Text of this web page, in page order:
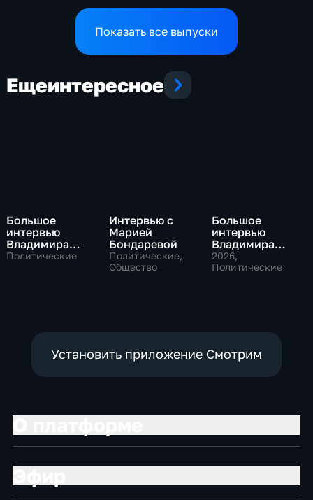
аграриев топливом
по экономике страны
Показать все выпуски
Ещеинтересное
Большое
интервью
Владимира
Путина Сергею
Политические
Интервью с
Марией
Бондаревой
Политические,
Общество
Большое
интервью
Владимира
Соловьева
Роджеру
2026,
Политические
Установить приложение Смотрим